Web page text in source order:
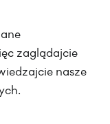
zaglądajcie
nasze